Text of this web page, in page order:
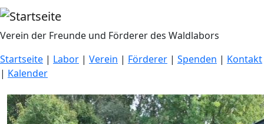
Direkt zum Inhalt
Verein der Freunde und Förderer des Waldlabors
Startseite | Labor | Verein | Förderer | Spenden | Kontakt
| Kalender